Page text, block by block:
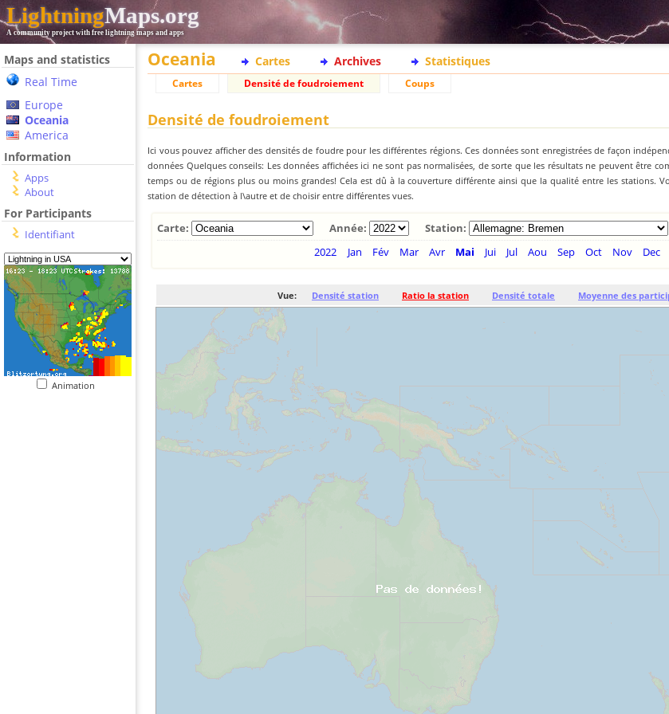
LightningMaps.org
A community project with free lightning maps and apps
Maps and statistics
Real Time
Europe
Oceania
America
Information
Apps
About
For Participants
Identifiant
Animation
Oceania Cartes Archives Statistiques
Cartes Densité de foudroiement Coups
Densité de foudroiement
Ici vous pouvez afficher des densités de foudre pour les différentes régions. Ces données sont enregistrées de façon
données Quelques conseils: Les données affichées ici ne sont pas normalisées, de sorte que les résultats ne peuvent être
temps ou de régions plus ou moins grandes! Cela est dû à la couverture différente ainsi que la qualité entre les stations.
station de détection à l\autre et de choisir entre différentes vues.
Carte: Année:
Station:
2022
Jan Fév Mar Avr Mai Jui Jul Aou Sep Oct Nov Dec
Vue: Densité station Ratio la station Densité totale Moyenne des